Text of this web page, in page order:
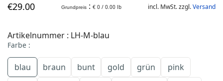
€29.00 Grundpreis : € 0 / 0.00 lb incl. MwSt. zzgl.Versand
Artikelnummer : LH-M-blau
Farbe :
blau braun bunt gold grün
pink